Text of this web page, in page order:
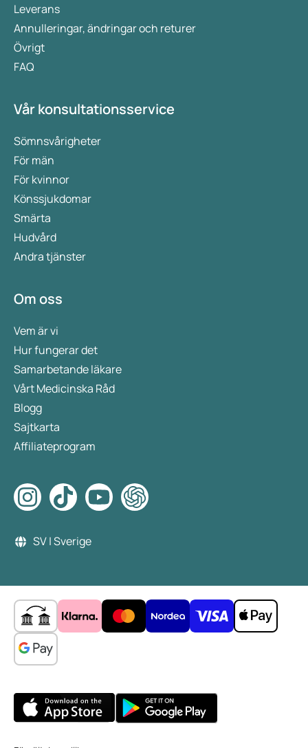
Leverans
Annulleringar, ändringar och returer
Övrigt
FAQ
Vår konsultationsservice
Sömnsvårigheter
För män
För kvinnor
Könssjukdomar
Smärta
Hudvård
Andra tjänster
Om oss
Vem är vi
Hur fungerar det
Samarbetande läkare
Vårt Medicinska Råd
Blogg
Sajtkarta
Affiliateprogram
SV | Sverige